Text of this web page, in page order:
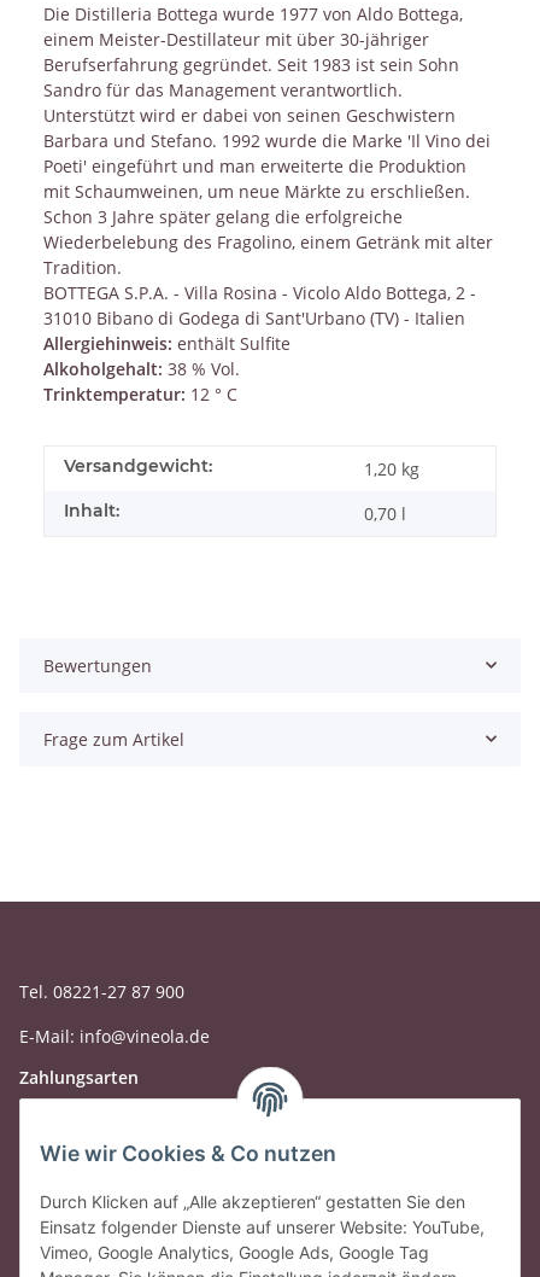
Die Distilleria Bottega wurde 1977 von Aldo Bottega,
einem Meister-Destillateur mit über 30-jähriger
Berufserfahrung gegründet. Seit 1983 ist sein Sohn
Sandro für das Management verantwortlich.
Unterstützt wird er dabei von seinen Geschwistern
Barbara und Stefano. 1992 wurde die Marke 'Il Vino dei
Poeti' eingeführt und man erweiterte die Produktion
mit Schaumweinen, um neue Märkte zu erschließen.
Schon 3 Jahre später gelang die erfolgreiche
Wiederbelebung des Fragolino, einem Getränk mit alter
Tradition.
BOTTEGA S.P.A. - Villa Rosina - Vicolo Aldo Bottega, 2 -
31010 Bibano di Godega di Sant'Urbano (TV) - Italien
Allergiehinweis: enthält Sulfite
Alkoholgehalt: 38 % Vol.
Trinktemperatur: 12 ° C
Versandgewicht: 1,20 kg
Inhalt: 0,70 l
Bewertungen
Frage zum Artikel
Tel. 08221-27 87 900
E-Mail: info@vineola.de
Zahlungsarten
Wie wir Cookies & Co nutzen
Durch Klicken auf „Alle akzeptieren“ gestatten Sie den
Einsatz folgender Dienste auf unserer Website: YouTube,
Vimeo, Google Analytics, Google Ads, Google Tag